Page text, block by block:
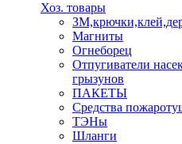
Хоз. товары
Магниты
Огнеборец
Отпугиватели
грызунов
ПАКЕТЫ
Средства
ТЭНы
Шланги